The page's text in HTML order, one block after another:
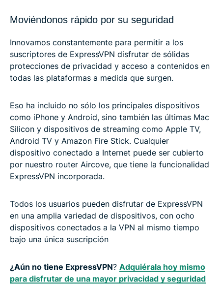
Moviéndonos rápido por su seguridad
Innovamos constantemente para permitir a los
suscriptores de ExpressVPN disfrutar de sólidas
protecciones de privacidad y acceso a contenidos en
todas las plataformas a medida que surgen.
Eso ha incluido no sólo los principales dispositivos
como iPhone y Android, sino también las últimas Mac
Silicon y dispositivos de streaming como Apple TV,
Android TV y Amazon Fire Stick. Cualquier
dispositivo conectado a Internet puede ser cubierto
por nuestro router Aircove, que tiene la funcionalidad
ExpressVPN incorporada.
Todos los usuarios pueden disfrutar de ExpressVPN
en una amplia variedad de dispositivos, con ocho
dispositivos conectados a la VPN al mismo tiempo
bajo una única suscripción
¿Aún no tiene ExpressVPN? Adquiérala hoy mismo
para disfrutar de una mayor privacidad y seguridad